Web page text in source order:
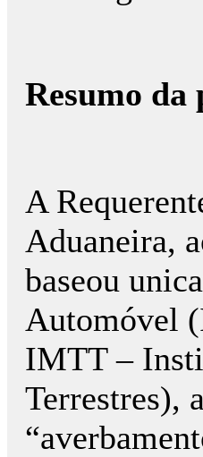
Resumo da
A
Aduaneira,
baseou
Automóvel
IMTT –
Terrestres),